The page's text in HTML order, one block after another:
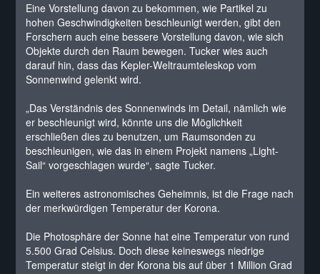
Eine Vorstellung davon zu bekommen, wie Partikel zu
hohen Geschwindigkeiten beschleunigt werden, gibt den
Forschern auch eine bessere Vorstellung davon, wie sich
Objekte durch den Raum bewegen. Tucker wies auch
darauf hin, dass das Kepler-Weltraumteleskop vom
Sonnenwind gelenkt wird.
„Das Verständnis des Sonnenwinds im Detail, nämlich wie
er beschleunigt wird, könnte uns die Möglichkeit
erschließen dies zu benutzen, um Raumsonden zu
beschleunigen, wie das in einem Projekt namens „Light-
Sail“ vorgeschlagen wurde“, sagte Tucker.
Ein weiteres astronomisches Geheimnis, ist die Frage nach
der merkwürdigen Temperatur der Korona.
Die Photosphäre der Sonne hat eine Temperatur von rund
5.500 Grad Celsius. Doch diese keineswegs niedrige
Temperatur steigt in der Korona bis auf über 1 Million Grad